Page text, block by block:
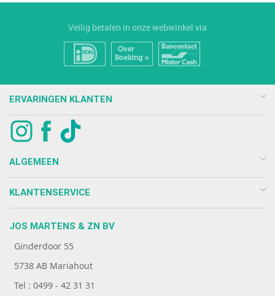
Veilig betalen in onze webwinkel via
ERVARINGEN KLANTEN
ALGEMEEN
KLANTENSERVICE
JOS MARTENS & ZN BV
Ginderdoor 55
5738 AB Mariahout
Tel : 0499 - 42 31 31